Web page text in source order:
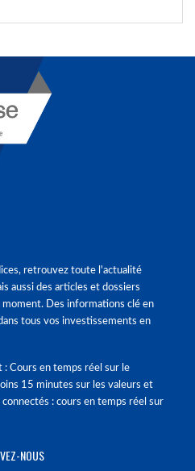
retrouvez toute l'actualité
aussi des articles et dossiers
Des informations clé en
tous vos investissements en
: Cours en temps réel sur le
15 minutes sur les valeurs et
: cours en temps réel sur
NOUS